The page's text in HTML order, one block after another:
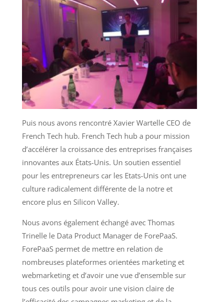
Puis nous avons rencontré Xavier Wartelle CEO de
French Tech hub. French Tech hub a pour mission
d’accélérer la croissance des entreprises françaises
innovantes aux États-Unis. Un soutien essentiel
pour les entrepreneurs car les Etats-Unis ont une
culture radicalement différente de la notre et
encore plus en Silicon Valley.
Nous avons également échangé avec Thomas
Trinelle le Data Product Manager de ForePaaS.
ForePaaS permet de mettre en relation de
nombreuses plateformes orientées marketing et
webmarketing et d’avoir une vue d’ensemble sur
tous ces outils pour avoir une vision claire de